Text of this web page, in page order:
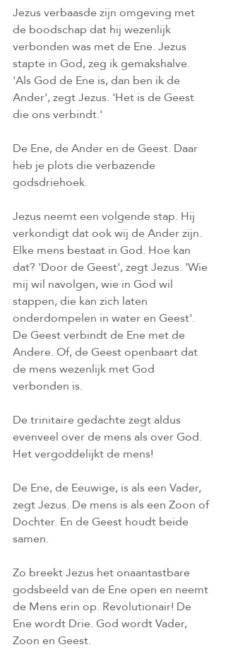
Jezus verbaasde zijn omgeving met
de boodschap dat hij wezenlijk
verbonden was met de Ene. Jezus
stapte in God, zeg ik gemakshalve.
'Als God de Ene is, dan ben ik de
Ander', zegt Jezus. 'Het is de Geest
die ons verbindt.'
De Ene, de Ander en de Geest. Daar
heb je plots die verbazende
godsdriehoek.
Jezus neemt een volgende stap. Hij
verkondigt dat ook wij de Ander zijn.
Elke mens bestaat in God. Hoe kan
dat? 'Door de Geest', zegt Jezus. 'Wie
mij wil navolgen, wie in God wil
stappen, die kan zich laten
onderdompelen in water en Geest'.
De Geest verbindt de Ene met de
Andere. Of, de Geest openbaart dat
de mens wezenlijk met God
verbonden is.
De trinitaire gedachte zegt aldus
evenveel over de mens als over God.
Het vergoddelijkt de mens!
De Ene, de Eeuwige, is als een Vader,
zegt Jezus. De mens is als een Zoon of
Dochter. En de Geest houdt beide
samen.
Zo breekt Jezus het onaantastbare
godsbeeld van de Ene open en neemt
de Mens erin op. Revolutionair! De
Ene wordt Drie. God wordt Vader,
Zoon en Geest.